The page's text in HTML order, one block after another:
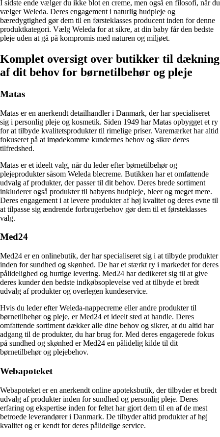
I sidste ende vælger du ikke blot en creme, men også en filosofi, når du
vælger Weleda. Deres engagement i naturlig hudpleje og
bæredygtighed gør dem til en førsteklasses producent inden for denne
produktkategori. Vælg Weleda for at sikre, at din baby får den bedste
pleje uden at gå på kompromis med naturen og miljøet.
Komplet oversigt over butikker til dækning
af dit behov for børnetilbehør og pleje
Matas
Matas er en anerkendt detailhandler i Danmark, der har specialiseret
sig i personlig pleje og kosmetik. Siden 1949 har Matas opbygget et ry
for at tilbyde kvalitetsprodukter til rimelige priser. Varemærket har altid
fokuseret på at imødekomme kundernes behov og sikre deres
tilfredshed.
Matas er et ideelt valg, når du leder efter børnetilbehør og
plejeprodukter såsom Weleda blecreme. Butikken har et omfattende
udvalg af produkter, der passer til dit behov. Deres brede sortiment
inkluderer også produkter til babyens hudpleje, bleer og meget mere.
Deres engagement i at levere produkter af høj kvalitet og deres evne til
at tilpasse sig ændrende forbrugerbehov gør dem til et førsteklasses
valg.
Med24
Med24 er en onlinebutik, der har specialiseret sig i at tilbyde produkter
inden for sundhed og skønhed. De har et stærkt ry i markedet for deres
pålidelighed og hurtige levering. Med24 har dedikeret sig til at give
deres kunder den bedste indkøbsoplevelse ved at tilbyde et bredt
udvalg af produkter og overlegen kundeservice.
Hvis du leder efter Weleda-nappecreme eller andre produkter til
børnetilbehør og pleje, er Med24 et ideelt sted at handle. Deres
omfattende sortiment dækker alle dine behov og sikrer, at du altid har
adgang til de produkter, du har brug for. Med deres engagerede fokus
på sundhed og skønhed er Med24 en pålidelig kilde til dit
børnetilbehør og plejebehov.
Webapoteket
Webapoteket er en anerkendt online apoteksbutik, der tilbyder et bredt
udvalg af produkter inden for sundhed og personlig pleje. Deres
erfaring og ekspertise inden for feltet har gjort dem til en af de mest
betroede leverandører i Danmark. De tilbyder altid produkter af høj
kvalitet og er kendt for deres pålidelige service.